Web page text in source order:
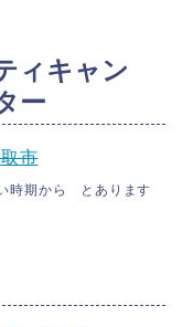
ィキャン
ー
市
時期から とあります